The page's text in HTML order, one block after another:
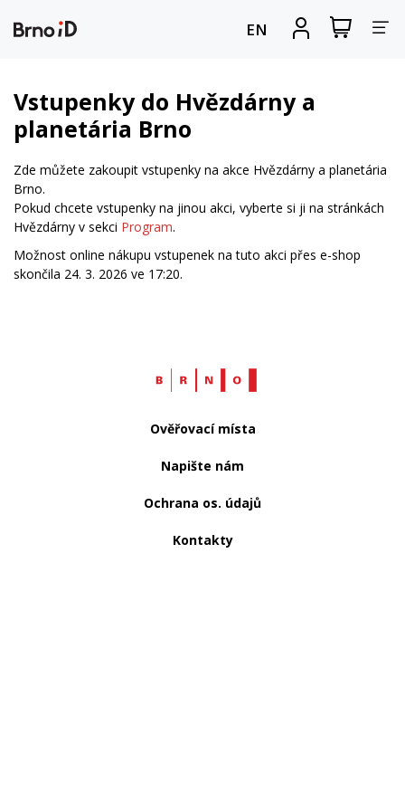
EN
Zobrazit
nákupní
Vstupenky do Hvězdárny a
planetária Brno
Zde můžete zakoupit vstupenky na akce Hvězdárny a planetária
Brno.
Pokud chcete vstupenky na jinou akci, vyberte si ji na stránkách
Hvězdárny v sekci Program.
Možnost online nákupu vstupenek na tuto akci přes e-shop
skončila 24. 3. 2026 ve 17:20.
Web
Ověřovací místa
Napište nám
Ochrana os. údajů
Kontakty